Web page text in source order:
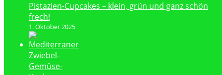
Pistazien-Cupcakes – klein, grün und ganz schön
frech!
1. Oktober 2025